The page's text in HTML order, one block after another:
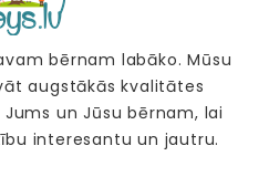
bērnam labāko. Mūsu
augstākās kvalitātes
un Jūsu bērnam, lai
interesantu un jautru.